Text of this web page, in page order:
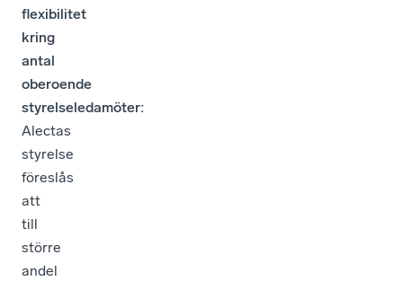
flexibilitet
kring
antal
oberoende
styrelseledamöter:
Alectas
styrelse
föreslås
att
till
större
andel